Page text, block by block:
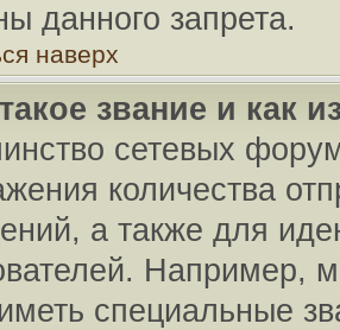
данного запрета.
наверх
звание и как
сетевых
количества
а также для
Например,
специальные